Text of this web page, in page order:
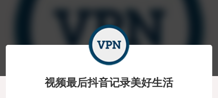
视频最后抖音记录美好生活